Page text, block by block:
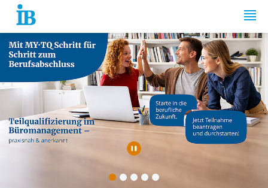
Springe zum Inhalt
Automatische